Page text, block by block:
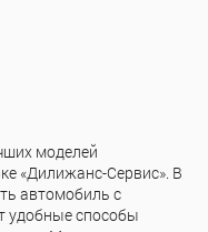
моделей
«Дилижанс-Сервис». В
автомобиль с
удобные способы